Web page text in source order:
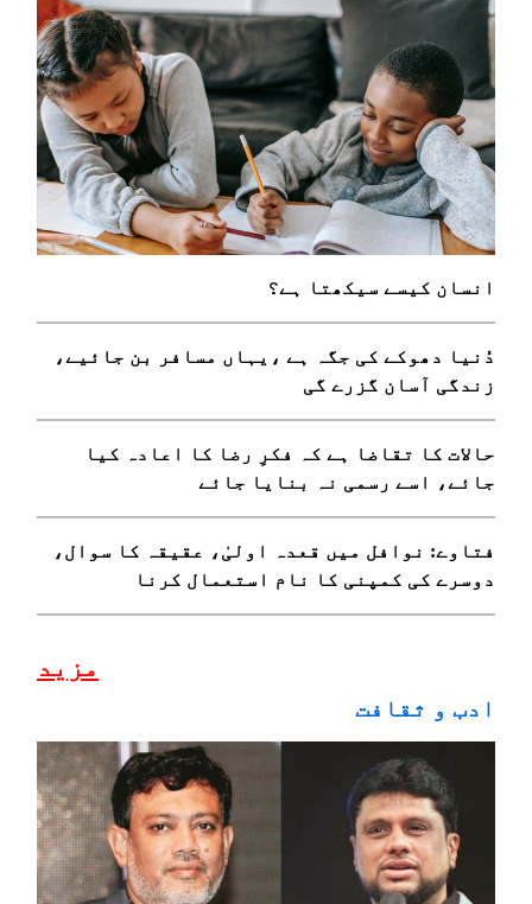
ادب و ثقافت
انسان کیسے سیکھتا ہے؟
دُنیا دھوکے کی جگہ ہے ،یہاں مسافر بن جائیے،
زندگی آسان گزرے گی
حالات کا تقاضا ہے کہ فکرِ رضا کا اعادہ کیا
جائے، اسے رسمی نہ بنایا جائے
فتاوے: نوافل میں قعدہ اولیٰ، عقیقہ کا سوال،
دوسرے کی کمپنی کا نام استعمال کرنا
مزید